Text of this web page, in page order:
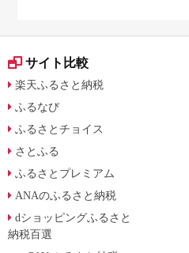
サイト比較
楽天ふるさと納税
ふるなび
ふるさとチョイス
さとふる
ふるさとプレミアム
ANAのふるさと納税
dショッピングふるさと
納税百選